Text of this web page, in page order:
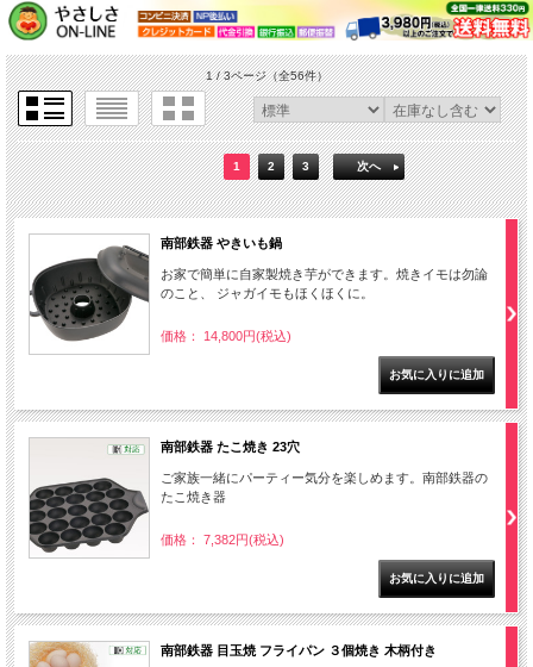
1 / 3ページ（全56件）
1 2 3 次へ
南部鉄器 やきいも鍋
お家で簡単に自家製焼き芋ができます。焼きイモは勿論
のこと、 ジャガイモもほくほくに。
価格： 14,800円(税込)
南部鉄器 たこ焼き 23穴
ご家族一緒にパーティー気分を楽しめます。南部鉄器の
たこ焼き器
価格： 7,382円(税込)
南部鉄器 目玉焼 フライパン ３個焼き 木柄付き